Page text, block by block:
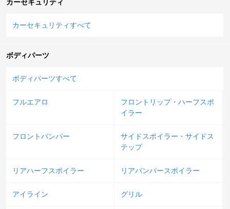
カーセキュリティ
カーセキュリティすべて
ボディパーツ
ボディパーツすべて
フルエアロ
フロントリップ・ハーフスポ
イラー
フロントバンパー
サイドスポイラー・サイドス
テップ
リアハーフスポイラー リアバンパースポイラー
アイライン グリル